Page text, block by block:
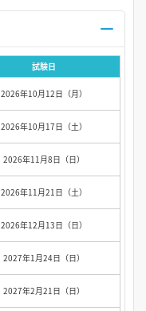
試験日
2026年10月12日（月）
2026年10月17日（土）
2026年11月8日（日）
2026年11月21日（土）
2026年12月13日（日）
2027年1月24日（日）
2027年2月21日（日）